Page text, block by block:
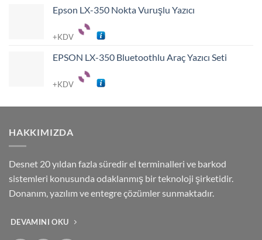
Epson LX-350 Nokta Vuruşlu Yazıcı
+KDV
EPSON LX-350 Bluetoothlu Araç Yazıcı Seti
+KDV
HAKKIMIZDA
Desnet 20 yıldan fazla süredir el terminalleri ve barkod
sistemleri konusunda odaklanmış bir teknoloji şirketidir.
Donanım, yazılım ve entegre çözümler sunmaktadır.
DEVAMINI OKU